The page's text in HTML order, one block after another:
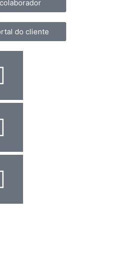
colaborador
do cliente